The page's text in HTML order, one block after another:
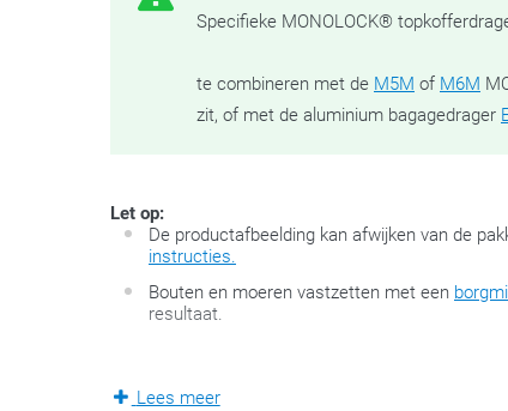
Specifieke MONOLOCK®
te combineren met de M5M of M6M
zit, of met de aluminium bagagedrager
Let op:
De productafbeelding kan afwijken van de
instructies.
Bouten en moeren vastzetten met een
resultaat.
Deze specifieke montageset van GIVI bevat een
Lees meer